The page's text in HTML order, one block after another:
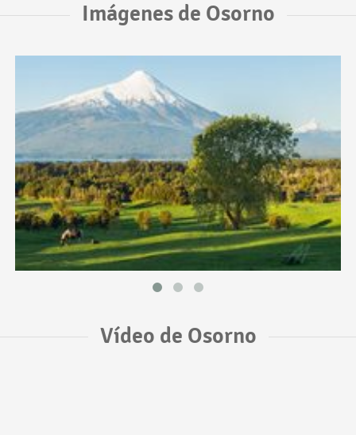
Imágenes de Osorno
Vídeo de Osorno